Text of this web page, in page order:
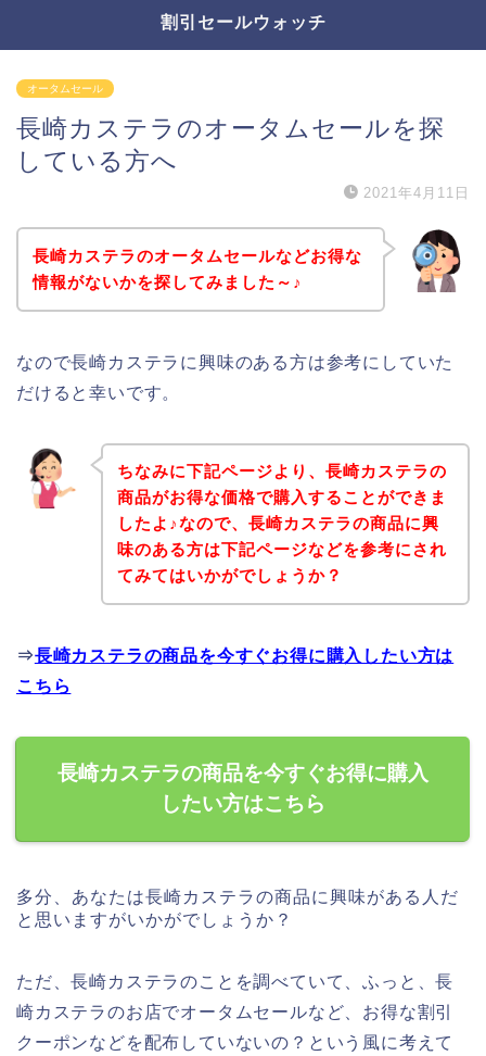
割引セールウォッチ
オータムセール
長崎カステラのオータムセールを探
している方へ
2021年4月11日
長崎カステラのオータムセールなどお得な
情報がないかを探してみました～♪
なので長崎カステラに興味のある方は参考にしていた
だけると幸いです。
ちなみに下記ページより、長崎カステラの
商品がお得な価格で購入することができま
したよ♪なので、長崎カステラの商品に興
味のある方は下記ページなどを参考にされ
てみてはいかがでしょうか？
⇒長崎カステラの商品を今すぐお得に購入したい方は
こちら
長崎カステラの商品を今すぐお得に購入
したい方はこちら
多分、あなたは長崎カステラの商品に興味がある人だ
と思いますがいかがでしょうか？
ただ、長崎カステラのことを調べていて、ふっと、長
崎カステラのお店でオータムセールなど、お得な割引
クーポンなどを配布していないの？という風に考えて